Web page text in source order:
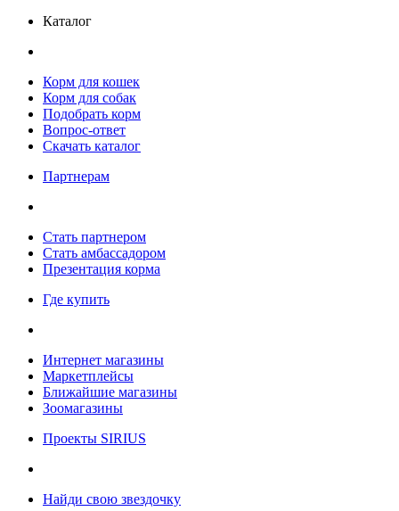
Каталог
Корм для кошек
Корм для собак
Подобрать корм
Вопрос-ответ
Скачать каталог
Партнерам
Стать партнером
Стать амбассадором
Презентация корма
Где купить
Интернет магазины
Маркетплейсы
Ближайшие магазины
Зоомагазины
Проекты SIRIUS
Найди свою звездочку